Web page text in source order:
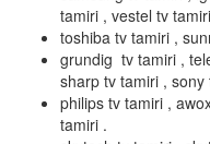
tamiri , vestel tv
toshiba tv tamiri ,
grundig tv tamiri ,
sharp tv tamiri , sony
philips tv tamiri ,
tamiri .